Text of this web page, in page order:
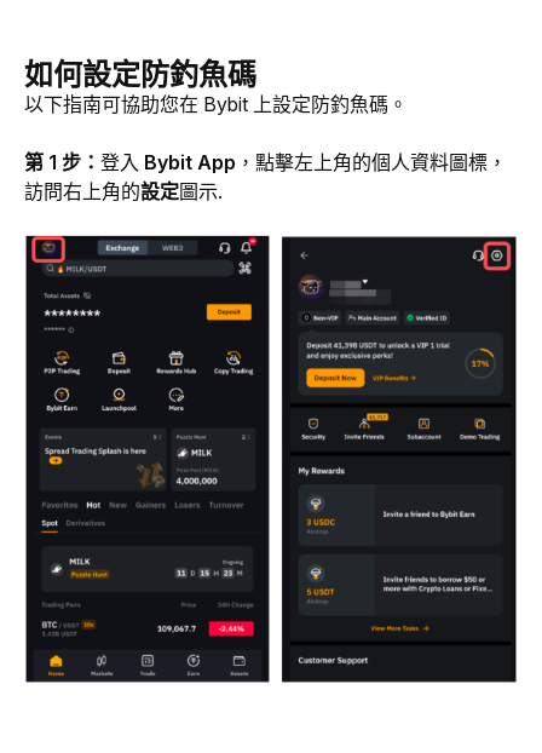
如何設定防釣魚碼
以下指南可協助您在 Bybit 上設定防釣魚碼。
第 1 步： 登入 Bybit App ，點擊左上角的個人資料圖標，
訪問右上角的設定圖示.